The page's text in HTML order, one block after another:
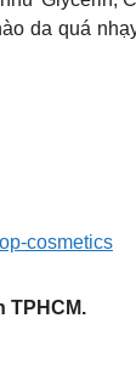
da quá
cosmetics
TPHCM.